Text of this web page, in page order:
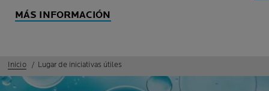
MÁS INFORMACIÓN
Inicio Lugar de iniciativas útiles